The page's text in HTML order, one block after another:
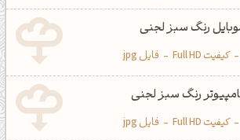
موبایل رنگ سبز لجنی
- کیفیت Full HD - فایل jpg
رنگ سبز لجنی
- کیفیت Full HD - فایل jpg